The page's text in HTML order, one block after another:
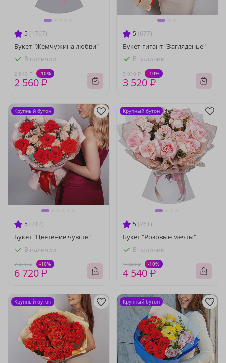
5 (1767)
Букет "Жемчужина любви"
В наличии
2 840 ₽ -10%
2 560 ₽
5 (677)
Букет-гигант "Загляденье"
В наличии
3 910 ₽ -10%
3 520 ₽
5 (212)
Букет "Цветение чувств"
В наличии
7 470 ₽ -10%
6 720 ₽
Крупный бутон
5 (261)
Букет "Розовые мечты"
В наличии
5 040 ₽ -10%
4 540 ₽
Крупный бутон
Крупный бутон Крупный бутон